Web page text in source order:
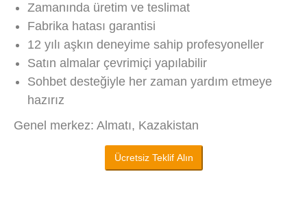
Zamanında üretim ve teslimat
Fabrika hatası garantisi
12 yılı aşkın deneyime sahip profesyoneller
Satın almalar çevrimiçi yapılabilir
Sohbet desteğiyle her zaman yardım etmeye
hazırız
Genel merkez: Almatı, Kazakistan
Ücretsiz Teklif Alın